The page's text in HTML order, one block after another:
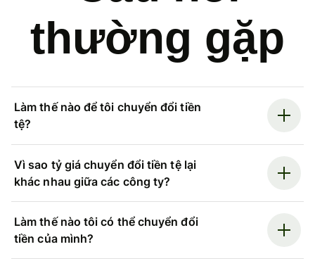
thường gặp
Làm thế nào để tôi chuyển đổi tiền
tệ?
Vì sao tỷ giá chuyển đổi tiền tệ lại
khác nhau giữa các công ty?
Làm thế nào tôi có thể chuyển đổi
tiền của mình?